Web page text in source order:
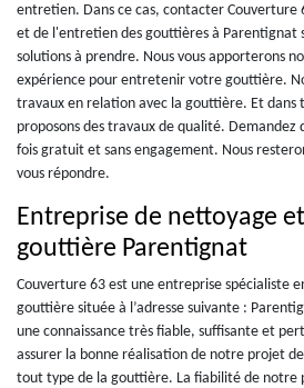
entretien. Dans ce cas, contacter
et de l'entretien des gouttières à Parentignat
solutions à prendre. Nous vous apporterons
expérience pour entretenir votre gouttière.
travaux en relation avec la gouttière. Et dans
proposons des travaux de qualité. Demandez
fois gratuit et sans engagement. Nous
vous répondre.
Entreprise de nettoyage
gouttière Parentignat
Couverture 63 est une entreprise spécialiste
gouttière située à l’adresse suivante :
une connaissance très fiable, suffisante et
assurer la bonne réalisation de notre projet
tout type de la gouttière. La fiabilité de notre